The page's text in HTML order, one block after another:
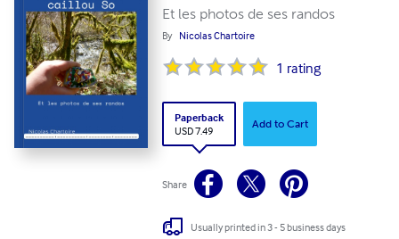
Et les photos de ses randos
By Nicolas Chartoire
1 rating
Paperback
USD 7.49
Add to Cart
Share
Usually printed in 3 - 5 business days